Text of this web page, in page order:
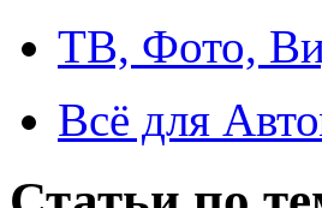
ТВ, Фото,
Всё для